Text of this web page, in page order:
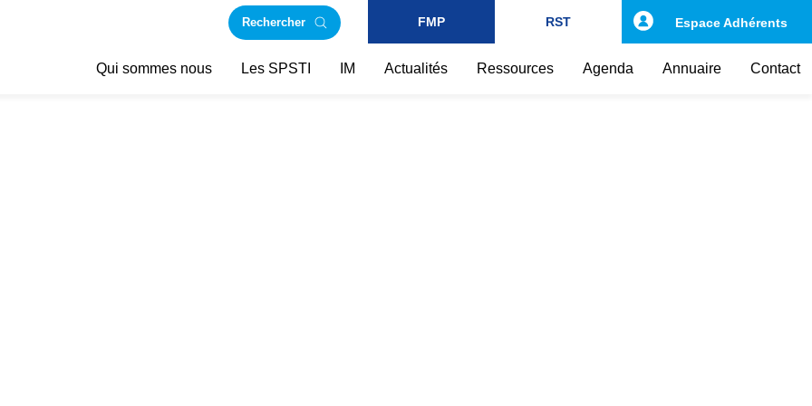
Rechercher FMP RST
Qui sommes nous Les SPSTI IM Actualités Ressources Agenda Annuaire Contact
Espace Adhérents